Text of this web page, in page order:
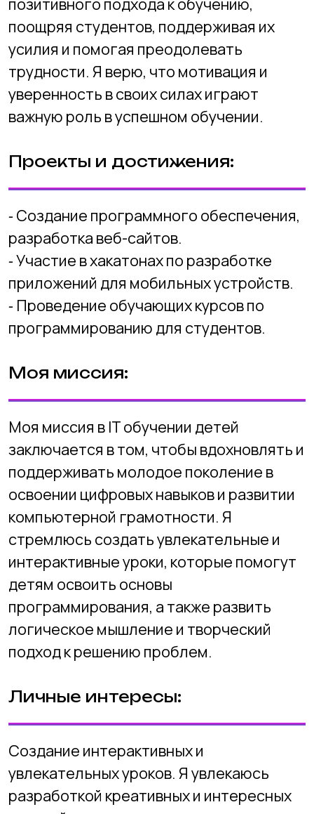
программированию для студентов.
Моя миссия:
Моя миссия в IT обучении детей
заключается в том, чтобы вдохновлять и
поддерживать молодое поколение в
компьютерной грамотности. Я
стремлюсь создать увлекательные и
интерактивные уроки, которые помогут
детям освоить основы
программирования, а также развить
логическое мышление и творческий
подход к решению проблем.
Личные интересы:
Создание интерактивных и
увлекательных уроков. Я увлекаюсь
разработкой креативных и интересных
заданий, которые помогут детям
учиться программированию с
удовольствием.
+7 (383) 227-87-08
+7 (383) 299-45-52
Подготовительный факультет
Технический факультет
Графический факультет
Стоимость
Преподаватели